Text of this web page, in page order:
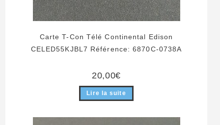
Carte T-Con Télé Continental Edison
CELED55KJBL7 Référence: 6870C-0738A
20,00€
Lire la suite